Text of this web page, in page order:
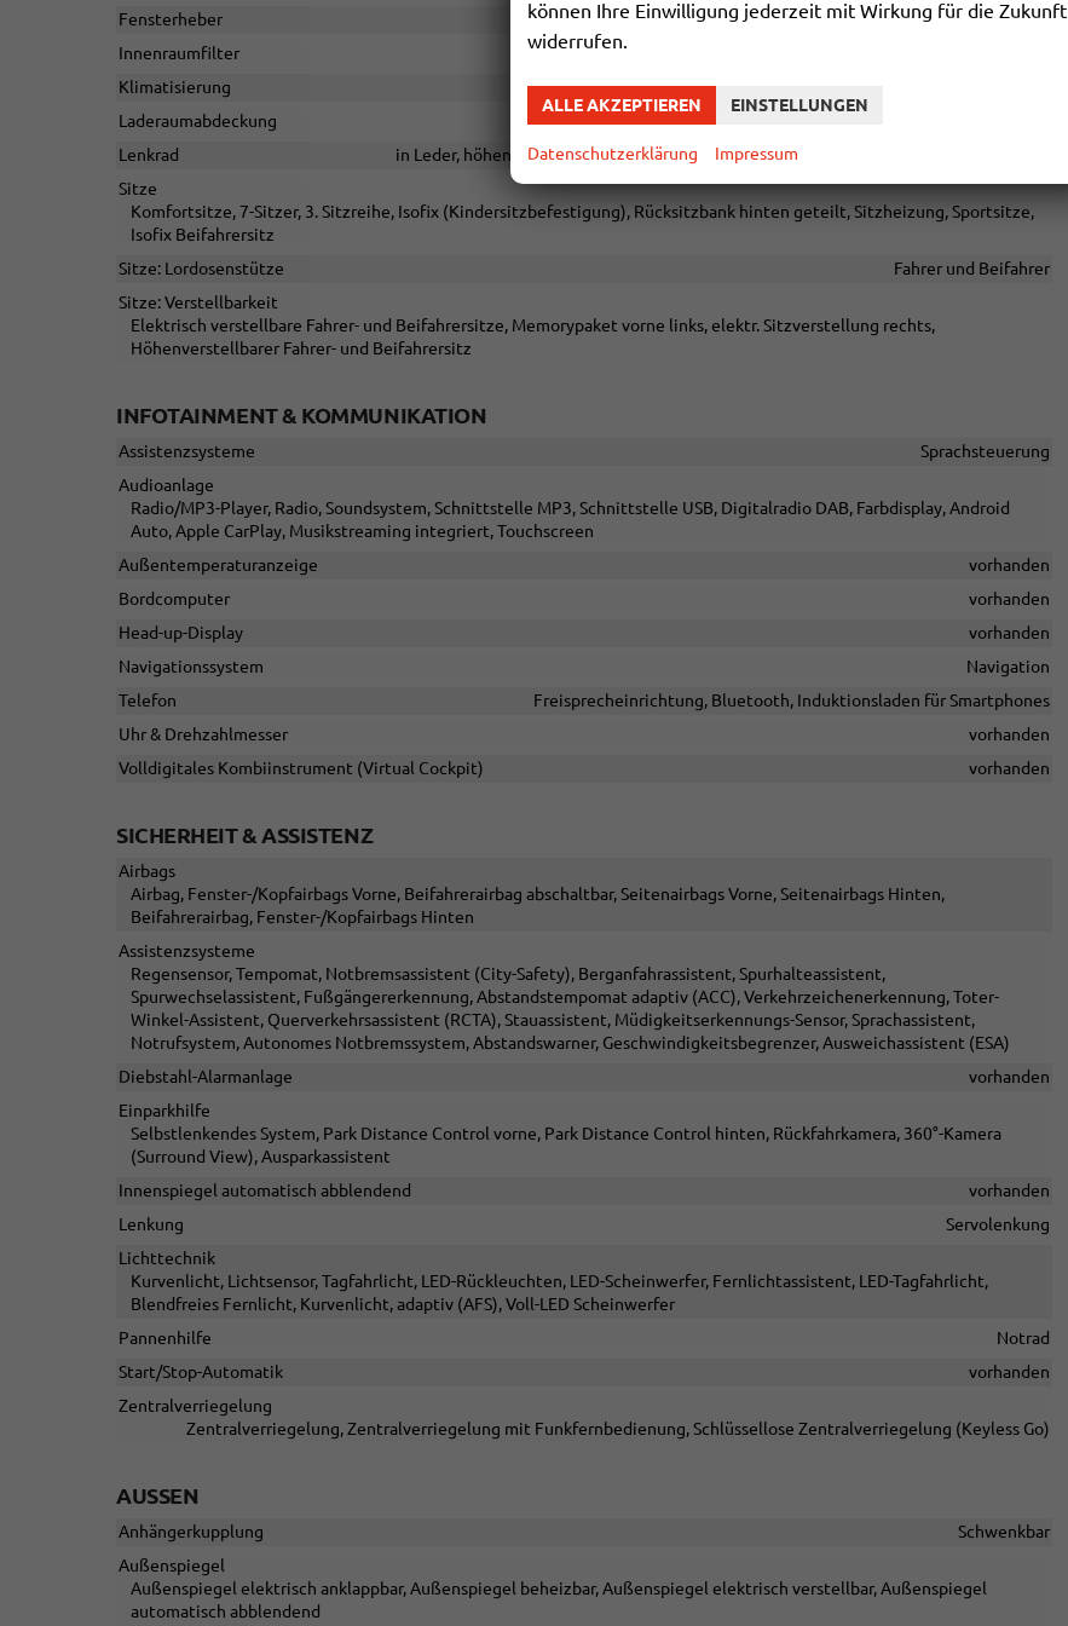
Fensterheber
elektrisch 4-fach
Innenraumfilter
Klimatisierung
Laderaumabdeckung
Lenkrad
in Leder, höhenverstellbar, mit Multifunktionen, in Sportausführung, mit Schaltwippen
Sitze
Komfortsitze, 7-Sitzer, 3. Sitzreihe, Isofix (Kindersitzbefestigung), Rücksitzbank hinten geteilt, Sitzheizung, Sportsitze,
Isofix Beifahrersitz
Sitze: Lordosenstütze
Fahrer und Beifahrer
Sitze: Verstellbarkeit
Elektrisch verstellbare Fahrer- und Beifahrersitze, Memorypaket vorne links, elektr. Sitzverstellung rechts,
Höhenverstellbarer Fahrer- und Beifahrersitz
INFOTAINMENT & KOMMUNIKATION
Assistenzsysteme
Sprachsteuerung
Audioanlage
Radio/MP3-Player, Radio, Soundsystem, Schnittstelle MP3, Schnittstelle USB, Digitalradio DAB, Farbdisplay, Android
Auto, Apple CarPlay, Musikstreaming integriert, Touchscreen
Außentemperaturanzeige
vorhanden
Bordcomputer
vorhanden
Head-up-Display
vorhanden
Navigationssystem
Navigation
Telefon
Freisprecheinrichtung, Bluetooth, Induktionsladen für Smartphones
Uhr & Drehzahlmesser
vorhanden
Volldigitales Kombiinstrument (Virtual Cockpit)
vorhanden
SICHERHEIT & ASSISTENZ
Airbags
Airbag, Fenster-/Kopfairbags Vorne, Beifahrerairbag abschaltbar, Seitenairbags Vorne, Seitenairbags Hinten,
Beifahrerairbag, Fenster-/Kopfairbags Hinten
Assistenzsysteme
Regensensor, Tempomat, Notbremsassistent (City-Safety), Berganfahrassistent, Spurhalteassistent,
Spurwechselassistent, Fußgängererkennung, Abstandstempomat adaptiv (ACC), Verkehrzeichenerkennung, Toter-
Winkel-Assistent, Querverkehrsassistent (RCTA), Stauassistent, Müdigkeitserkennungs-Sensor, Sprachassistent,
Notrufsystem, Autonomes Notbremssystem, Abstandswarner, Geschwindigkeitsbegrenzer, Ausweichassistent (ESA)
Diebstahl-Alarmanlage
vorhanden
Einparkhilfe
Selbstlenkendes System, Park Distance Control vorne, Park Distance Control hinten, Rückfahrkamera, 360°-Kamera
(Surround View), Ausparkassistent
Innenspiegel automatisch abblendend
vorhanden
Lenkung
Servolenkung
Lichttechnik
Kurvenlicht, Lichtsensor, Tagfahrlicht, LED-Rückleuchten, LED-Scheinwerfer, Fernlichtassistent, LED-Tagfahrlicht,
Blendfreies Fernlicht, Kurvenlicht, adaptiv (AFS), Voll-LED Scheinwerfer
Pannenhilfe
Notrad
Start/Stop-Automatik
vorhanden
Zentralverriegelung
Zentralverriegelung, Zentralverriegelung mit Funkfernbedienung, Schlüssellose Zentralverriegelung (Keyless Go)
AUSSEN
Anhängerkupplung
Schwenkbar
Außenspiegel
Außenspiegel elektrisch anklappbar, Außenspiegel beheizbar, Außenspiegel elektrisch verstellbar, Außenspiegel
automatisch abblendend
können Ihre Einwilligung jederzeit mit Wirkung für die Zukunft
widerrufen.
ALLE AKZEPTIEREN EINSTELLUNGEN
Datenschutzerklärung Impressum